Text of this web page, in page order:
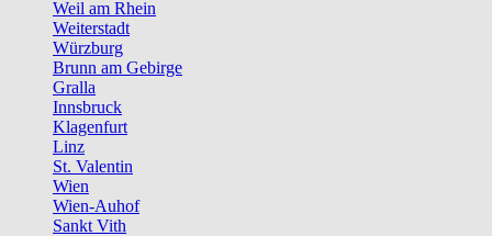
Weil am Rhein
Weiterstadt
Würzburg
Brunn am Gebirge
Gralla
Innsbruck
Klagenfurt
Linz
St. Valentin
Wien
Wien-Auhof
Sankt Vith